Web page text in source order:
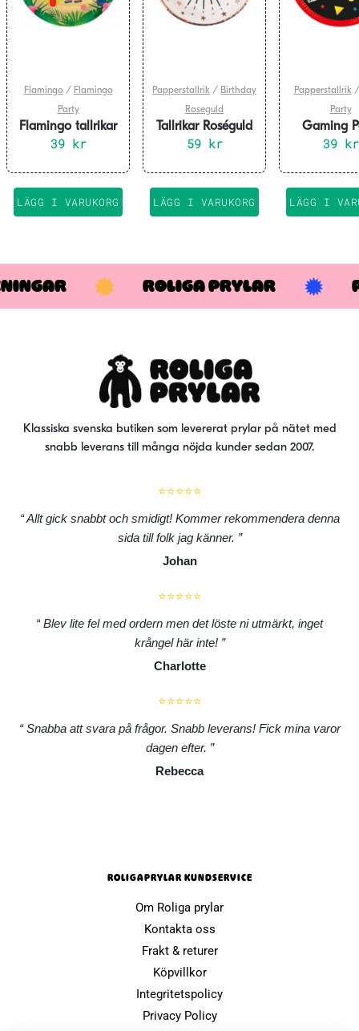
Flamingo/ Flamingo
Party
Flamingo tallrikar
23 cm 8-pack
39 kr
LÄGG I VARUKORG
Papperstallrik / Birthday
Roseguld
Tallrikar Roséguld
70 år, 10-pack
59 kr
LÄGG I VARUKORG
Papperstallrik
Party
Gaming
39 kr
LÄGG I
ROLIGA PRYLAR
Klassiska svenska butiken som levererat prylar på nätet med
snabb leverans till många nöjda kunder sedan 2007.
⭐⭐⭐⭐⭐
Allt gick snabbt och smidigt! Kommer rekommendera denna
sida till folk jag känner.
Johan
⭐⭐⭐⭐⭐
Blev lite fel med ordern men det löste ni utmärkt, inget
krångel här inte!
Charlotte
⭐⭐⭐⭐⭐
Snabba att svara på frågor. Snabb leverans! Fick mina varor
dagen efter.
Rebecca
ROLIGAPRYLAR KUNDSERVICE
Om Roliga prylar
Kontakta oss
Frakt & returer
Köpvillkor
Integritetspolicy
Privacy Policy